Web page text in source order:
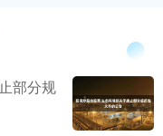
部分规